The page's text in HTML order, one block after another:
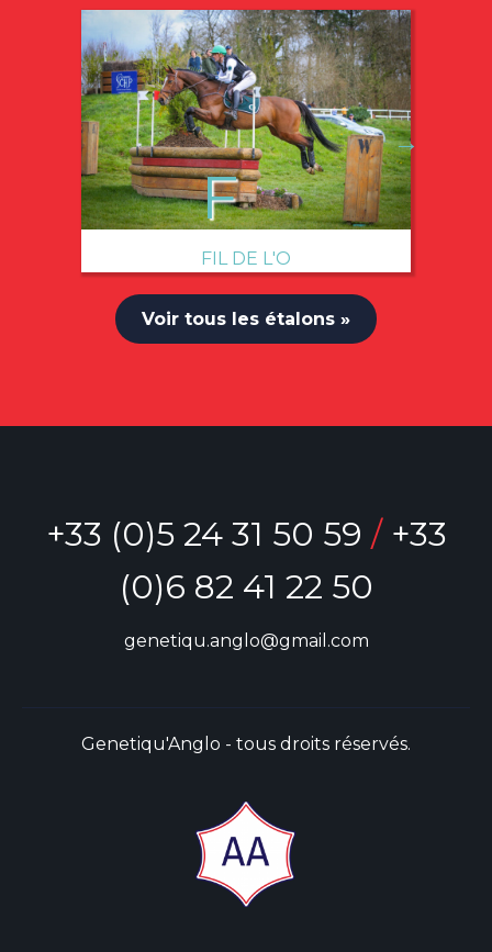
FIL DE L'O
→
Voir tous les étalons »
+33 (0)5 24 31 50 59 / +33
(0)6 82 41 22 50
genetiqu.anglo@gmail.com
Genetiqu'Anglo - tous droits réservés.